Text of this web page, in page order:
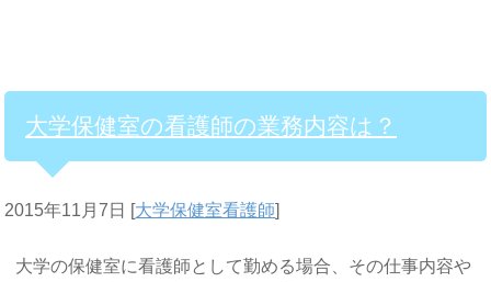
大学保健室の看護師の業務内容は？
2015年11月7日 [大学保健室看護師]
大学の保健室に看護師として勤める場合、その仕事内容や